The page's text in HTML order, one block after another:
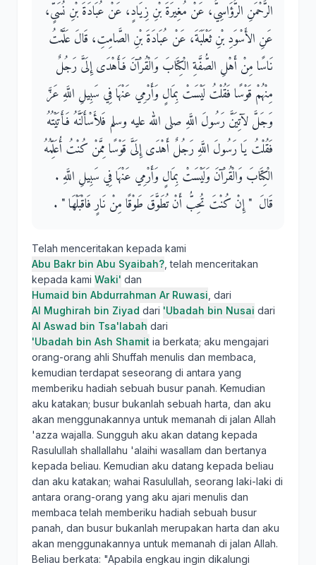
الرَّحْمَنِ الرُّؤَاسِيُّ، عَنْ مُغِيرَةَ بْنِ زِيَادٍ، عَنْ عُبَادَةَ بْنِ نُسَىٍّ،
عَنِ الأَسْوَدِ بْنِ ثَعْلَبَةَ، عَنْ عُبَادَةَ بْنِ الصَّامِتِ، قَالَ عَلَّمْتُ
نَاسًا مِنْ أَهْلِ الصُّفَّةِ الْكِتَابَ وَالْقُرْآنَ فَأَهْدَى إِلَىَّ رَجُلٌ
مِنْهُمْ قَوْسًا فَقُلْتُ لَيْسَتْ بِمَالٍ وَأَرْمِي عَنْهَا فِي سَبِيلِ اللَّهِ عَزَّ
وَجَلَّ لآتِيَنَّ رَسُولَ اللَّهِ صلى الله عليه وسلم فَلأَسْأَلَنَّهُ فَأَتَيْتُهُ
فَقُلْتُ يَا رَسُولَ اللَّهِ رَجُلٌ أَهْدَى إِلَىَّ قَوْسًا مِمَّنْ كُنْتُ أُعَلِّمُهُ
الْكِتَابَ وَالْقُرْآنَ وَلَيْسَتْ بِمَالٍ وَأَرْمِي عَنْهَا فِي سَبِيلِ اللَّهِ ‏.‏
قَالَ ‏ "‏ إِنْ كُنْتَ تُحِبُّ أَنْ تُطَوَّقَ طَوْقًا مِنْ نَارٍ فَاقْبَلْهَا ‏"‏ ‏.‏
Telah menceritakan kepada kami
Abu Bakr bin Abu Syaibah? , telah menceritakan
kepada kami Waki' dan
Humaid bin Abdurrahman Ar Ruwasi , dari
Al Mughirah bin Ziyad dari 'Ubadah bin Nusai dari
Al Aswad bin Tsa'labah dari
'Ubadah bin Ash Shamit ia berkata; aku mengajari
orang-orang ahli Shuffah menulis dan membaca,
kemudian terdapat seseorang di antara yang
memberiku hadiah sebuah busur panah. Kemudian
aku katakan; busur bukanlah sebuah harta, dan aku
akan menggunakannya untuk memanah di jalan Allah
'azza wajalla. Sungguh aku akan datang kepada
Rasulullah shallallahu 'alaihi wasallam dan bertanya
kepada beliau. Kemudian aku datang kepada beliau
dan aku katakan; wahai Rasulullah, seorang laki-laki di
antara orang-orang yang aku ajari menulis dan
membaca telah memberiku hadiah sebuah busur
panah, dan busur bukanlah merupakan harta dan aku
akan menggunakannya untuk memanah di jalan Allah.
Beliau berkata: "Apabila engkau ingin dikalungi